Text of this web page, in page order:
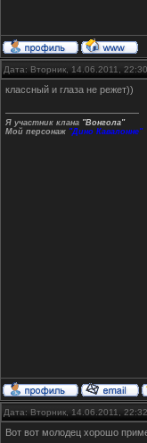
Дата: Вторник, 14.06.2011,
классный и глаза не режет))
Я участник клана "Вонгола"
Мой персонаж "Дино Кавалонне"
Дата: Вторник, 14.06.2011,
Вот вот молодец хорошо